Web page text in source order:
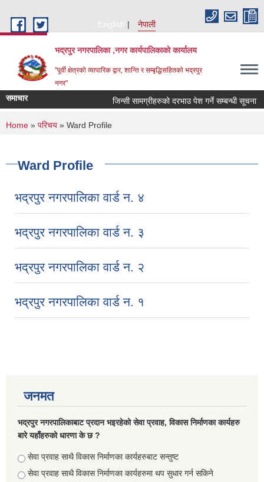
English
नेपाली
भद्रपुर नगरपालिका ,नगर कार्यपालिकाको कार्यालय
"पूर्वी क्षेत्रको व्यापारिक द्वार, शान्ति र सम्बृद्धिसहितको भद्रपुर
नगर"
समाचार जिन्सी सामग्रीहरुको दरभाउ पेश गर्ने सम्बन्धी सूचना
You are here
Home » परिचय » Ward Profile
Ward Profile
भद्रपुर नगरपालिका वार्ड न. ४
भद्रपुर नगरपालिका वार्ड न. ३
भद्रपुर नगरपालिका वार्ड न. २
भद्रपुर नगरपालिका वार्ड न. १
जनमत
भद्रपुर नगरपालिकाबाट प्रदान भइरहेको सेवा प्रवाह, विकास निर्माणका कार्यहरु
बारे यहाँहरुको धारणा के छ ?
Choices
सेवा प्रवाह साथै विकास निर्माणका कार्यहरुबाट सन्तुष्ट
सेवा प्रवाह साथै विकास निर्माणका कार्यहरुमा थप सुधार गर्न सकिने